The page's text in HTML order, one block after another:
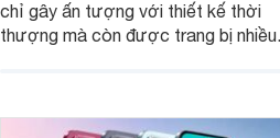
chỉ gây ấn tượng với thiết kế thời
thượng mà còn được trang bị nhiều